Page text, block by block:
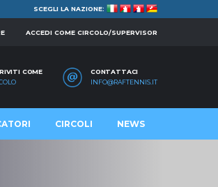
SCEGLI LA NAZIONE:
ACCEDI COME CIRCOLO/SUPERVISOR
COME
CONTATTACI
INFO@RAFTENNIS.IT
CIRCOLI NEWS